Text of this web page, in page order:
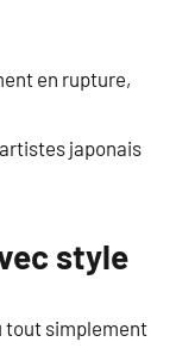
en rupture,
japonais
style
tout simplement